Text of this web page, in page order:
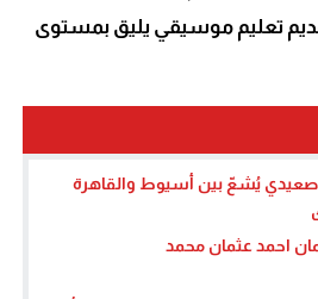
تعليم موسيقي يليق بمستوى
يُشعّ بين أسيوط والقاهرة
احمد عثمان محمد